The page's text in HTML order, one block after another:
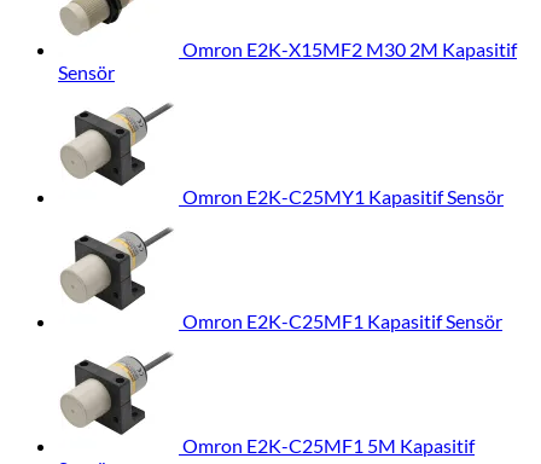
Omron E2K-X15MF2 M30 2M Kapasitif
Sensör
Omron E2K-C25MY1 Kapasitif Sensör
Omron E2K-C25MF1 Kapasitif Sensör
Omron E2K-C25MF1 5M Kapasitif